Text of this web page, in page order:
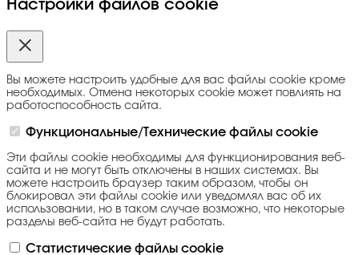
Настройки файлов cookie
Вы можете настроить удобные для вас файлы cookie кроме
необходимых. Отмена некоторых cookie может повлиять на
работоспособность сайта.
Функциональные/Технические файлы cookie
Эти файлы cookie необходимы для функционирования веб-
сайта и не могут быть отключены в наших системах. Вы
можете настроить браузер таким образом, чтобы он
блокировал эти файлы cookie или уведомлял вас об их
использовании, но в таком случае возможно, что некоторые
разделы веб-сайта не будут работать.
Статистические файлы cookie